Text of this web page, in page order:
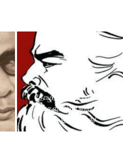
தோழர் பி. ஆர். பரமேஸ்வரன்
அவர்கள் அர்ப்பணிப்பு அளவிட
இயலாதது!